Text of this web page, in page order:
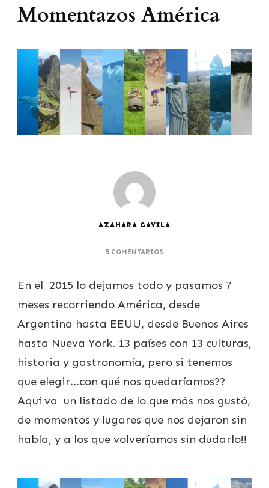
Momentazos América
AZAHARA GAVILA
5 COMENTARIOS
En el 2015 lo dejamos todo y pasamos 7
meses recorriendo América, desde
Argentina hasta EEUU, desde Buenos Aires
hasta Nueva York. 13 países con 13 culturas,
historia y gastronomía, pero si tenemos
que elegir…con qué nos quedaríamos??
Aquí va un listado de lo que más nos gustó,
de momentos y lugares que nos dejaron sin
habla, y a los que volveríamos sin dudarlo!!